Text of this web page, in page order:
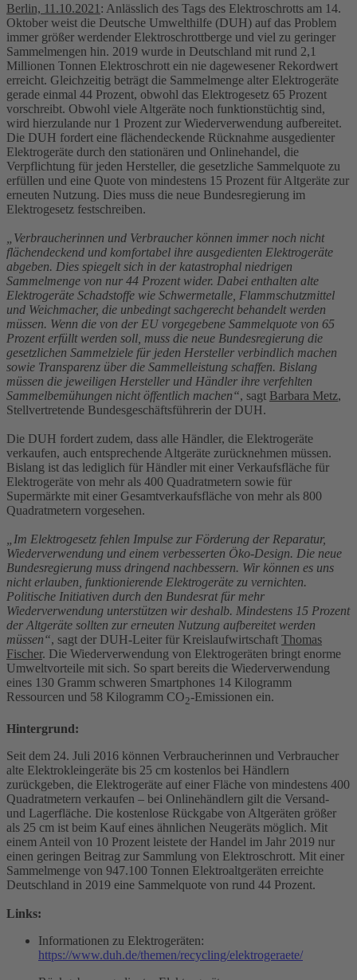
Berlin, 11.10.2021 : Anlässlich des Tags des Elektroschrotts am 14.
Oktober weist die Deutsche Umwelthilfe (DUH) auf das Problem
immer größer werdender Elektroschrottberge und viel zu geringer
Sammelmengen hin. 2019 wurde in Deutschland mit rund 2,1
Millionen Tonnen Elektroschrott ein nie dagewesener Rekordwert
erreicht. Gleichzeitig beträgt die Sammelmenge alter Elektrogeräte
gerade einmal 44 Prozent, obwohl das Elektrogesetz 65 Prozent
vorschreibt. Obwohl viele Altgeräte noch funktionstüchtig sind,
wird hierzulande nur 1 Prozent zur Wiederverwendung aufbereitet.
Die DUH fordert eine flächendeckende Rücknahme ausgedienter
Elektrogeräte durch den stationären und Onlinehandel, die
Verpflichtung für jeden Hersteller, die gesetzliche Sammelquote zu
erfüllen und eine Quote von mindestens 15 Prozent für Altgeräte zur
erneuten Nutzung. Dies muss die neue Bundesregierung im
Elektrogesetz festschreiben.
„Verbraucherinnen und Verbraucher können immer noch nicht
flächendeckend und komfortabel ihre ausgedienten Elektrogeräte
abgeben. Dies spiegelt sich in der katastrophal niedrigen
Sammelmenge von nur 44 Prozent wider. Dabei enthalten alte
Elektrogeräte Schadstoffe wie Schwermetalle, Flammschutzmittel
und Weichmacher, die unbedingt sachgerecht behandelt werden
müssen. Wenn die von der EU vorgegebene Sammelquote von 65
Prozent erfüllt werden soll, muss die neue Bundesregierung die
gesetzlichen Sammelziele für jeden Hersteller verbindlich machen
sowie Transparenz über die Sammelleistung schaffen. Bislang
müssen die jeweiligen Hersteller und Händler ihre verfehlten
Sammelbemühungen nicht öffentlich machen“, sagt Barbara Metz,
Stellvertretende Bundesgeschäftsführerin der DUH.
Die DUH fordert zudem, dass alle Händler, die Elektrogeräte
verkaufen, auch entsprechende Altgeräte zurücknehmen müssen.
Bislang ist das lediglich für Händler mit einer Verkaufsfläche für
Elektrogeräte von mehr als 400 Quadratmetern sowie für
Supermärkte mit einer Gesamtverkaufsfläche von mehr als 800
Quadratmetern vorgesehen.
„Im Elektrogesetz fehlen Impulse zur Förderung der Reparatur,
Wiederverwendung und einem verbesserten Öko-Design. Die neue
Bundesregierung muss dringend nachbessern. Wir können es uns
nicht erlauben, funktionierende Elektrogeräte zu vernichten.
Politische Initiativen durch den Bundesrat für mehr
Wiederverwendung unterstützen wir deshalb. Mindestens 15 Prozent
der Altgeräte sollten zur erneuten Nutzung aufbereitet werden
müssen“, sagt der DUH-Leiter für Kreislaufwirtschaft Thomas
Fischer. Die Wiederverwendung von Elektrogeräten bringt enorme
Umweltvorteile mit sich. So spart bereits die Wiederverwendung
eines 130 Gramm schweren Smartphones 14 Kilogramm
Ressourcen und 58 Kilogramm CO2-Emissionen ein.
Hintergrund:
Seit dem 24. Juli 2016 können Verbraucherinnen und Verbraucher
alte Elektrokleingeräte bis 25 cm kostenlos bei Händlern
zurückgeben, die Elektrogeräte auf einer Fläche von mindestens 400
Quadratmetern verkaufen – bei Onlinehändlern gilt die Versand-
und Lagerfläche. Die kostenlose Rückgabe von Altgeräten größer
als 25 cm ist beim Kauf eines ähnlichen Neugeräts möglich. Mit
einem Anteil von 10 Prozent leistete der Handel im Jahr 2019 nur
einen geringen Beitrag zur Sammlung von Elektroschrott. Mit einer
Sammelmenge von 947.100 Tonnen Elektroaltgeräten erreichte
Deutschland in 2019 eine Sammelquote von rund 44 Prozent.
Links:
Informationen zu Elektrogeräten:
https://www.duh.de/themen/recycling/elektrogeraete/